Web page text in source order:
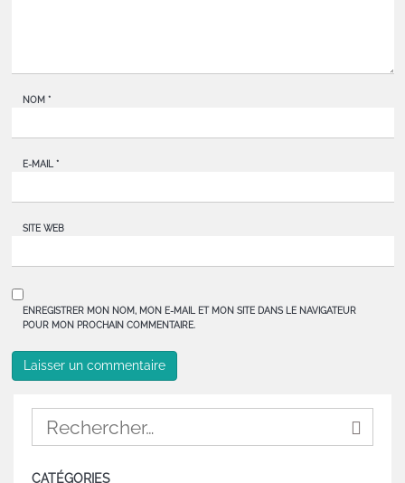
NOM *
E-MAIL *
SITE WEB
ENREGISTRER MON NOM, MON E-MAIL ET MON SITE DANS LE NAVIGATEUR
POUR MON PROCHAIN COMMENTAIRE.
CATÉGORIES